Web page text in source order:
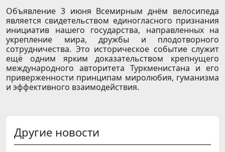
Объявление 3 июня Всемирным днём велосипеда
является свидетельством единогласного признания
инициатив нашего государства, направленных на
укрепление мира, дружбы и плодотворного
сотрудничества. Это историческое событие служит
ещё одним ярким доказательством крепнущего
международного авторитета Туркменистана и его
приверженности принципам миролюбия, гуманизма
и эффективного взаимодействия.
Другие новости